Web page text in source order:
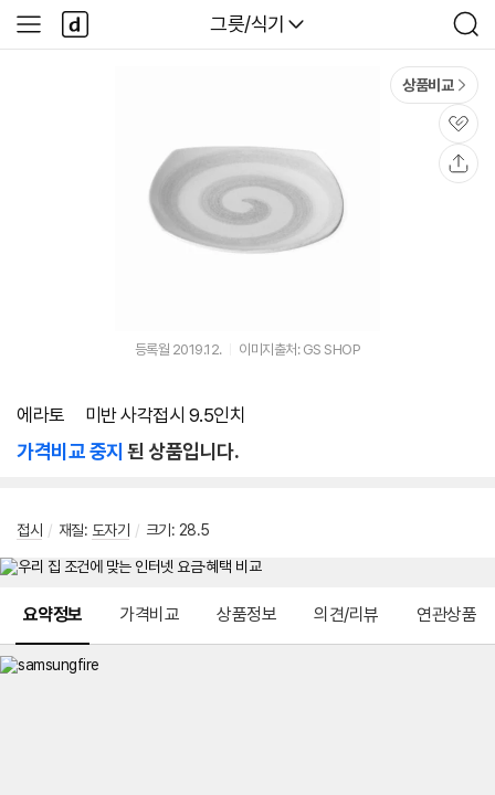
다나와
그릇/식기
검
색
사
이
다
나
와
상품비교
관
심
등록월 2019.12. 이미지출처: GS SHOP
에라토 ㅤ미반 사각접시 9.5인치
가격비교 중지 된 상품입니다.
접시 / 재질: 도자기 / 크기: 28.5
요약정보 가격비교 상품정보 의견/리뷰 연관상품